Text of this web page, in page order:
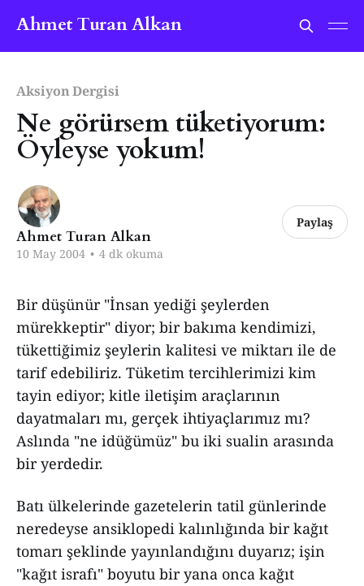
Ahmet Turan Alkan
Aksiyon Dergisi
Ne görürsem tüketiyorum:
Öyleyse yokum!
Ahmet Turan Alkan
10 May 2004 • 4 dk okuma
Paylaş
Bir düşünür "İnsan yediği şeylerden
mürekkeptir" diyor; bir bakıma kendimizi,
tükettiğimiz şeylerin kalitesi ve miktarı ile de
tarif edebiliriz. Tüketim tercihlerimizi kim
tayin ediyor; kitle iletişim araçlarının
dayatmaları mı, gerçek ihtiyaçlarımız mı?
Aslında "ne idüğümüz" bu iki sualin arasında
bir yerdedir.
Batı ülkelerinde gazetelerin tatil günlerinde
neredeyse ansiklopedi kalınlığında bir kağıt
tomarı şeklinde yayınlandığını duyarız; işin
"kağıt israfı" boyutu bir yana onca kağıt